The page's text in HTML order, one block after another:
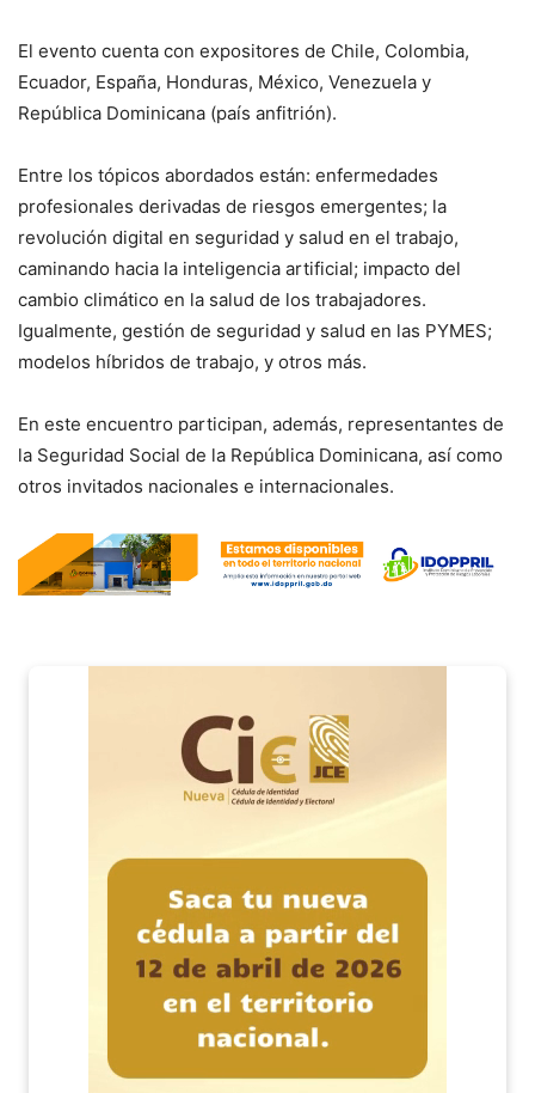
El evento cuenta con expositores de Chile, Colombia,
Ecuador, España, Honduras, México, Venezuela y
República Dominicana (país anfitrión).
Entre los tópicos abordados están: enfermedades
profesionales derivadas de riesgos emergentes; la
revolución digital en seguridad y salud en el trabajo,
caminando hacia la inteligencia artificial; impacto del
cambio climático en la salud de los trabajadores.
Igualmente, gestión de seguridad y salud en las PYMES;
modelos híbridos de trabajo, y otros más.
En este encuentro participan, además, representantes de
la Seguridad Social de la República Dominicana, así como
otros invitados nacionales e internacionales.